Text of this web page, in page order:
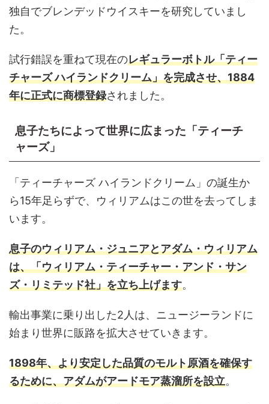
独自でブレンデッドウイスキーを研究していまし
た。
試行錯誤を重ねて現在のレギュラーボトル「ティー
チャーズ ハイランドクリーム」を完成させ、1884
年に正式に商標登録されました。
息子たちによって世界に広まった「ティーチ
ャーズ」
「ティーチャーズ ハイランドクリーム」の誕生か
ら15年足らずで、ウィリアムはこの世を去ってしま
います。
息子のウィリアム・ジュニアとアダム・ウィリアム
は、「ウィリアム・ティーチャー・アンド・サン
ズ・リミテッド社」を立ち上げます。
輸出事業に乗り出した2人は、ニュージーランドに
始まり世界に販路を拡大させていきます。
1898年、より安定した品質のモルト原酒を確保す
るために、アダムがアードモア蒸溜所を設立。